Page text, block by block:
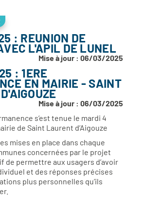
: REUNION DE
L'APIL DE LUNEL
Mise à jour : 06/03/2025
: 1ERE
EN MAIRIE - SAINT
Mise à jour : 06/03/2025
s’est tenue le mardi 4
de Saint Laurent d’Aigouze
mises en place dans chaque
concernées par le projet
de permettre aux usagers d’avoir
et des réponses précises
plus personnelles qu’ils